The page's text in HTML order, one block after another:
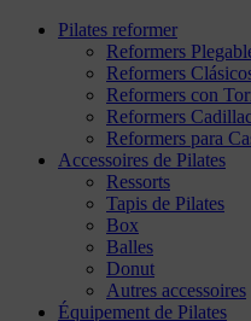
Pilates reformer
Reformers
Reformers
Reformers con
Reformers
Reformers para
Accessoires de Pilates
Ressorts
Tapis de Pilates
Box
Balles
Donut
Autres accessoires
Équipement de Pilates